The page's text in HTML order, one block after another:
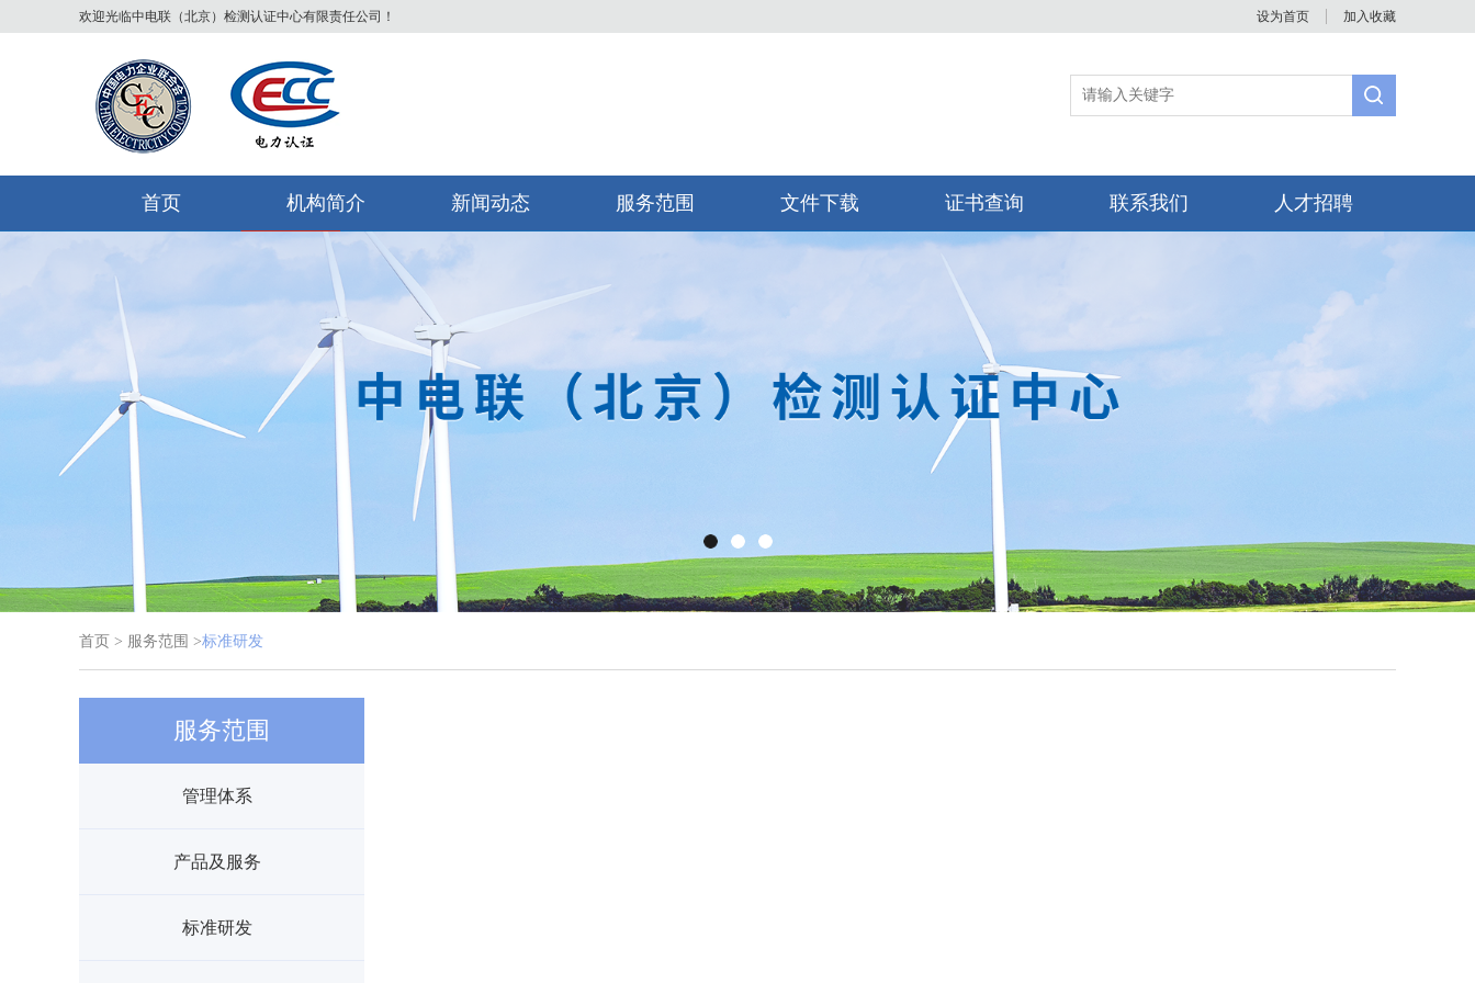
欢迎光临中电联（北京）检测认证中心有限责任公司！ 设为首页 加入收藏
首页 机构简介 新闻动态 服务范围 文件下载 证书查询 联系我们 人才招聘
首页 > 服务范围 >标准研发
服务范围
管理体系
产品及服务
标准研发